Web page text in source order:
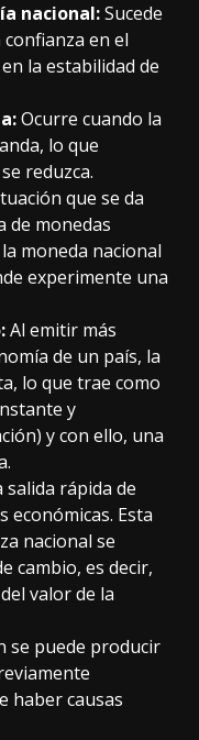
nacional:Sucede
en el
la estabilidad de
Ocurre cuando la
lo que
reduzca.
que se da
de monedas
moneda nacional
experimente una
Al emitir más
de un país, la
lo que trae como
y
y con ello, una
salida rápida de
económicas. Esta
nacional se
cambio, es decir,
valor de la
se puede producir
haber causas